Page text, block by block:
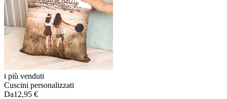
i più venduti
Cuscini personalizzati
Da12,95 €